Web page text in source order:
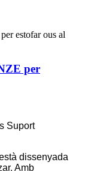
per
Suport
dissenyada
Amb